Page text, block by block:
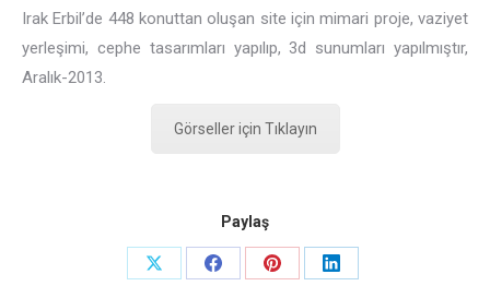
Irak Erbil’de 448 konuttan oluşan site için mimari proje, vaziyet
yerleşimi, cephe tasarımları yapılıp, 3d sunumları yapılmıştır,
Aralık-2013.
Görseller için Tıklayın
Paylaş
Share
Share
Share
Share